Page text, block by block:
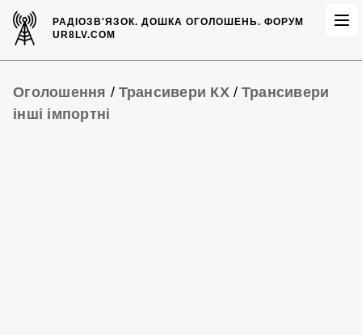
РАДІОЗВ'ЯЗОК.ДОШКА ОГОЛОШЕНЬ. ФОРУМ
UR8LV.COM
Оголошення / Трансивери КХ/ Трансивери
інші імпортні